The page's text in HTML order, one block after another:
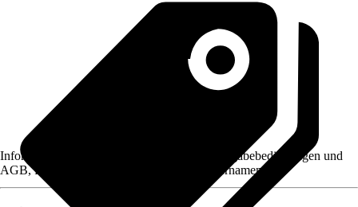
Informationen des Verkäufers, wie z. B. Rückgabebedingungen und
AGB, finden Sie bei Klick auf den Verkäufernamen.